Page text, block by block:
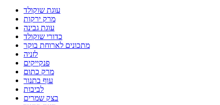
עוגת שוקולד
מרק ירקות
עוגת גבינה
כדורי שוקולד
מתכונים לארוחת בוקר
לזניה
פנקייקים
מרק כתום
עוף בתנור
לביבות
בצק שמרים